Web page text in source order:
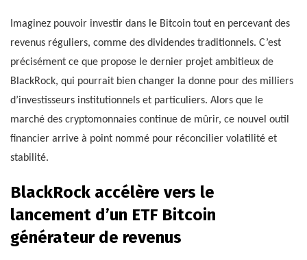
Imaginez pouvoir investir dans le Bitcoin tout en percevant des
revenus réguliers, comme des dividendes traditionnels. C’est
précisément ce que propose le dernier projet ambitieux de
BlackRock, qui pourrait bien changer la donne pour des milliers
d’investisseurs institutionnels et particuliers. Alors que le
marché des cryptomonnaies continue de mûrir, ce nouvel outil
financier arrive à point nommé pour réconcilier volatilité et
stabilité.
BlackRock accélère vers le
lancement d’un ETF Bitcoin
générateur de revenus